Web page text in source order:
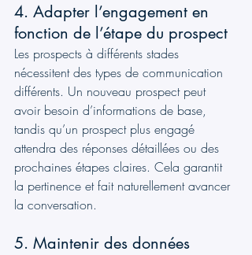
4. Adapter l’engagement en
fonction de l’étape du prospect
Les prospects à différents stades
nécessitent des types de communication
différents. Un nouveau prospect peut
avoir besoin d’informations de base,
tandis qu’un prospect plus engagé
attendra des réponses détaillées ou des
prochaines étapes claires. Cela garantit
la pertinence et fait naturellement avancer
la conversation.
5. Maintenir des données